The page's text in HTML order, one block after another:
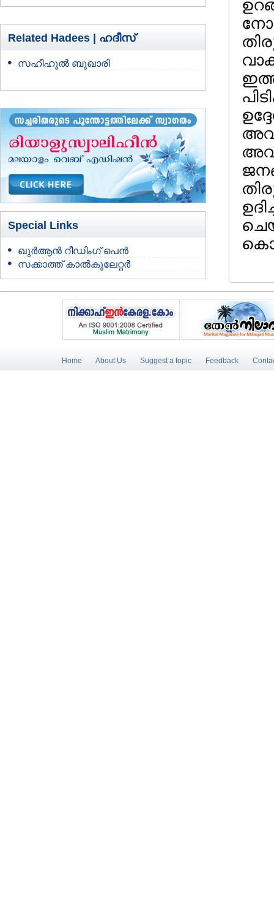
Related Hadees | ഹദീസ്
സഹീഹുല്‍ ബുഖാരി
Special Links
ഖുർആൻ റീഡിംഗ് പെൻ
സക്കാത്ത് കാൽകുലേറ്റർ
Home About Us Suggest a topic Feedback